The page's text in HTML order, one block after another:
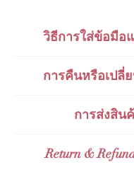
วิธีการใส่ข้อมือ
วิธีการใส่สร้อยข้อมือ
สาวสายฝอจะรู้จักกัน
เซนส์เบา
เส้น หรือง่ายคือใส่ลาย
การคืนหรือเปลี่
ชั่วโมงหลังจากก
การส่งสิน
ส่งกับไปรษณีย์ไทย
Return &